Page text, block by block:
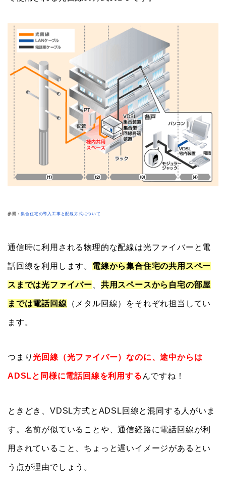
参照：集合住宅の導入工事と配線方式について
通信時に利用される物理的な配線は光ファイバーと電
話回線を利用します。 電線から集合住宅の共用スペー
スまでは光ファイバー 共用スペースから自宅の部屋
までは電話回線 （メタル回線）をそれぞれ担当してい
ます。
つまり光回線（光ファイバー）なのに、途中からは
ADSLと同様に電話回線を利用する んですね！
ときどき、VDSL方式とADSL回線と混同する人がいま
す。名前が似ていることや、通信経路に電話回線が利
用されていること、ちょっと遅いイメージがあるとい
う点が理由でしょう。